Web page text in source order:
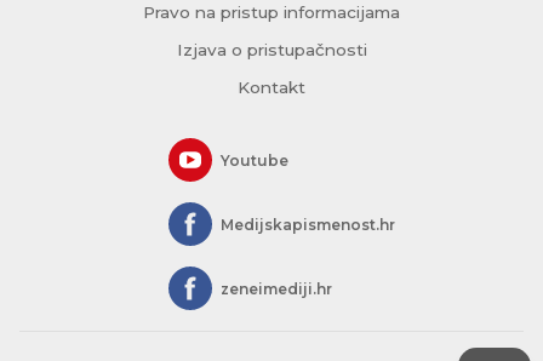
Pravo na pristup informacijama
Izjava o pristupačnosti
Kontakt
Youtube
Medijskapismenost.hr
zeneimediji.hr